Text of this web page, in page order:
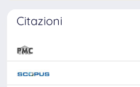
Citazioni